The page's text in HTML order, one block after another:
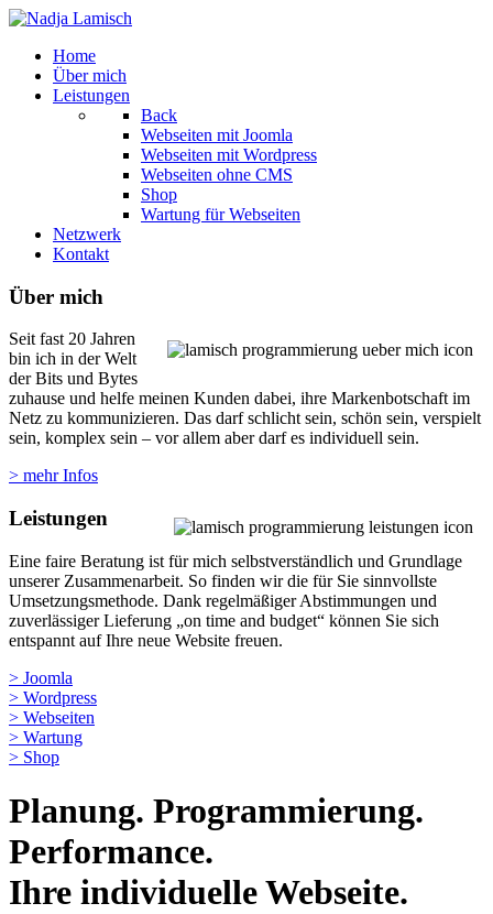
Home
Über mich
Leistungen
Back
Webseiten mit Joomla
Webseiten mit Wordpress
Webseiten ohne CMS
Shop
Wartung für Webseiten
Netzwerk
Kontakt
Über mich
Seit fast 20 Jahren
bin ich in der Welt
der Bits und Bytes
zuhause und helfe meinen Kunden dabei, ihre Markenbotschaft im
Netz zu kommunizieren. Das darf schlicht sein, schön sein, verspielt
sein, komplex sein – vor allem aber darf es individuell sein.
> mehr Infos
Leistungen
Eine faire Beratung ist für mich selbstverständlich und Grundlage
unserer Zusammenarbeit. So finden wir die für Sie sinnvollste
Umsetzungsmethode. Dank regelmäßiger Abstimmungen und
zuverlässiger Lieferung „on time and budget“ können Sie sich
entspannt auf Ihre neue Website freuen.
> Joomla
> Wordpress
> Webseiten
> Wartung
> Shop
Planung. Programmierung.
Performance.
Ihre individuelle Webseite.